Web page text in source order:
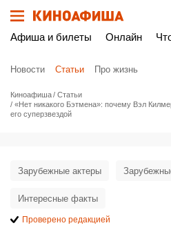
Афиша и билеты Онлайн
Новости Статьи Про жизнь
Киноафиша
Статьи
«Нет никакого Бэтмена»: почему Вэл
его суперзвездой
Зарубежные актеры
Интересные факты
Проверено редакцией